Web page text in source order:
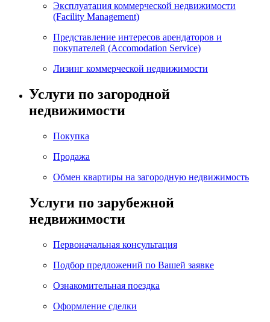
Эксплуатация коммерческой недвижимости
(Facility Management)
Представление интересов арендаторов и
покупателей (Accomodation Service)
Лизинг коммерческой недвижимости
Услуги по загородной
недвижимости
Покупка
Продажа
Обмен квартиры на загородную недвижимость
Услуги по зарубежной
недвижимости
Первоначальная консультация
Подбор предложений по Вашей заявке
Ознакомительная поездка
Оформление сделки